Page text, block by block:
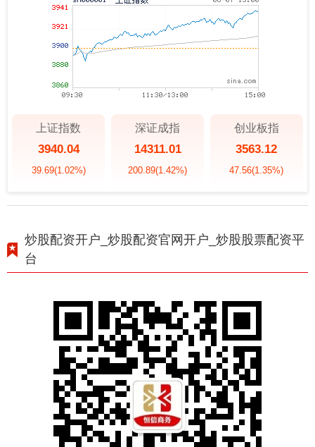
上证指数
3940.04
39.69(1.02%)
深证成指
14311.01
200.89(1.42%)
创业板指
3563.12
47.56(1.35%)
炒股配资开户_炒股配资官网开户_炒股股票配资平
台